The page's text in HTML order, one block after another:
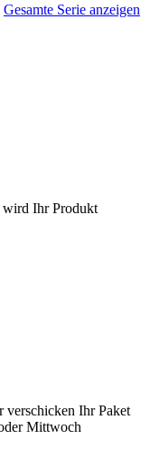
Gesamte Serie anzeigen
wird Ihr Produkt
verschicken Ihr Paket
Mittwoch